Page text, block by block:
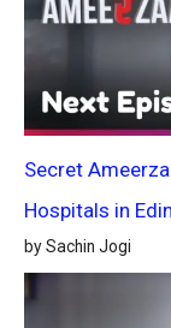
Secret
Hospitals in
by Sachin Jogi